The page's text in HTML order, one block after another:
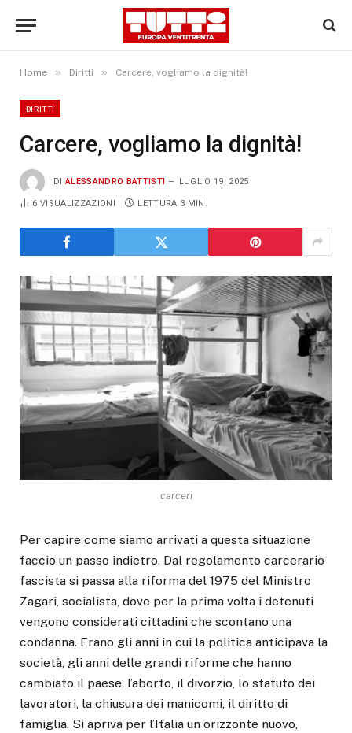
Home » Diritti » Carcere, vogliamo la dignità!
DIRITTI
Carcere, vogliamo la dignità!
DI ALESSANDRO BATTISTI LUGLIO 19, 2025
6VISUALIZZAZIONI LETTURA 3 MIN.
carceri
Per capire come siamo arrivati a questa situazione
faccio un passo indietro. Dal regolamento carcerario
fascista si passa alla riforma del 1975 del Ministro
Zagari, socialista, dove per la prima volta i detenuti
vengono considerati cittadini che scontano una
condanna. Erano gli anni in cui la politica anticipava la
società, gli anni delle grandi riforme che hanno
cambiato il paese, l’aborto, il divorzio, lo statuto dei
lavoratori, la chiusura dei manicomi, il diritto di
famiglia. Si apriva per l’Italia un orizzonte nuovo,